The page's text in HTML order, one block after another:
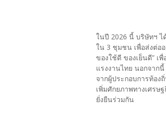
ในปี 2026 นี้ บริษัทฯ
ใน 3 ชุมชน เพื่อส่งต่อ
ของใช้ดี ของเย็นดี”
แรงงานไทย นอกจาก
จากผู้ประกอบการท้อง
เพิ่มศักยภาพทางเศรษ
ยั่งยืนร่วมกัน